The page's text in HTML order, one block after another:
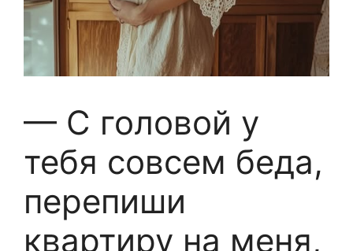
— С головой у
тебя совсем беда,
перепиши
квартиру на меня,